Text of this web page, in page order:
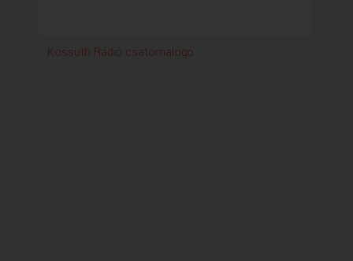
Kossuth Rádió csatornalogó